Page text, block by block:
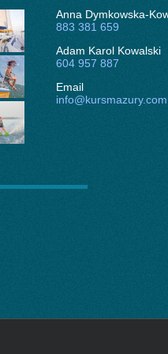
Anna Dymkowska-
883 381 659
Adam Karol Kowalski
604 957 887
Email
info@kursmazury.com